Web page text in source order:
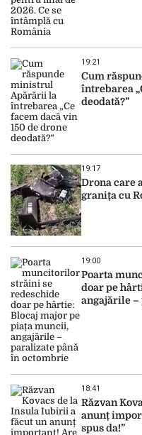
19:21
Cum
întrebarea
deodată?”
19:17
Drona care
granița cu
19:00
Poarta
doar pe
angajările
18:41
Răzvan
anunț
spus da!”